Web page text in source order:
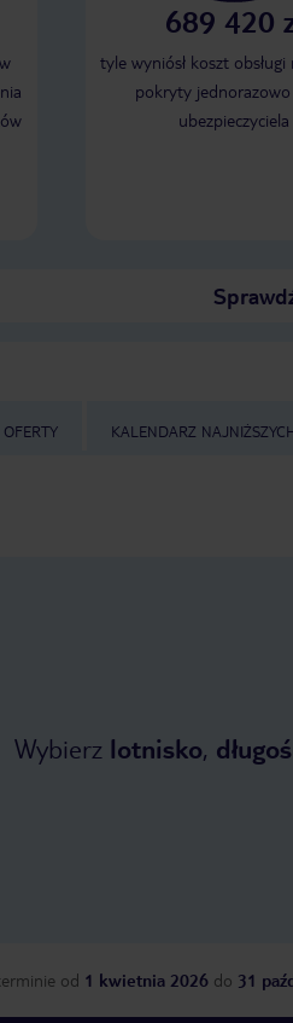
689 420
tyle wyniósł koszt obsługi
pokryty jednorazowo
ubezpieczyciela
KALENDARZ
Wybierz lotnisko,
od 1 kwietnia 2026 do 31